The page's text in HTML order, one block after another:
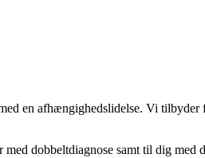
en afhængighedslidelse. Vi
dobbeltdiagnose samt til dig med